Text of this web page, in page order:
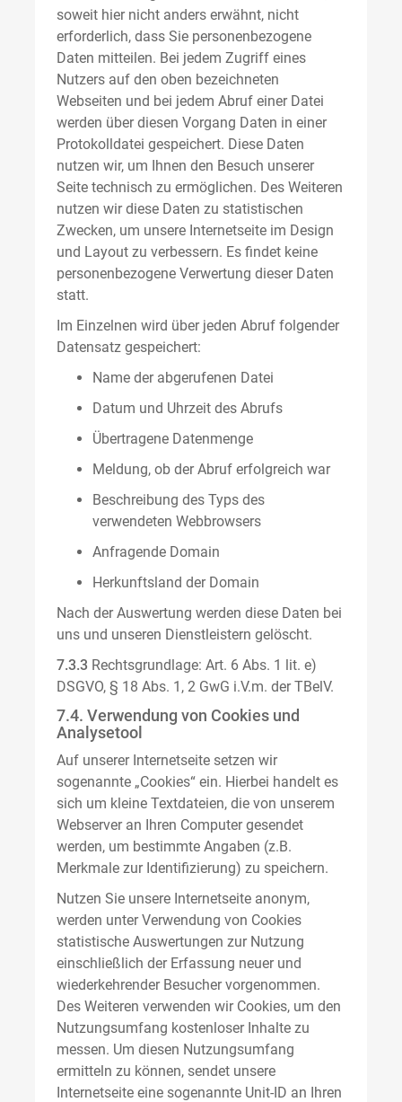
soweit hier nicht anders erwähnt, nicht
erforderlich, dass Sie personenbezogene
Daten mitteilen. Bei jedem Zugriff eines
Nutzers auf den oben bezeichneten
Webseiten und bei jedem Abruf einer Datei
werden über diesen Vorgang Daten in einer
Protokolldatei gespeichert. Diese Daten
nutzen wir, um Ihnen den Besuch unserer
Seite technisch zu ermöglichen. Des Weiteren
nutzen wir diese Daten zu statistischen
Zwecken, um unsere Internetseite im Design
und Layout zu verbessern. Es findet keine
personenbezogene Verwertung dieser Daten
statt.
Im Einzelnen wird über jeden Abruf folgender
Datensatz gespeichert:
Name der abgerufenen Datei
Datum und Uhrzeit des Abrufs
Übertragene Datenmenge
Meldung, ob der Abruf erfolgreich war
Beschreibung des Typs des
verwendeten Webbrowsers
Anfragende Domain
Herkunftsland der Domain
Nach der Auswertung werden diese Daten bei
uns und unseren Dienstleistern gelöscht.
7.3.3 Rechtsgrundlage: Art. 6 Abs. 1 lit. e)
DSGVO, § 18 Abs. 1, 2 GwG i.V.m. der TBelV.
7.4. Verwendung von Cookies und
Analysetool
Auf unserer Internetseite setzen wir
sogenannte „Cookies“ ein. Hierbei handelt es
sich um kleine Textdateien, die von unserem
Webserver an Ihren Computer gesendet
werden, um bestimmte Angaben (z.B.
Merkmale zur Identifizierung) zu speichern.
Nutzen Sie unsere Internetseite anonym,
werden unter Verwendung von Cookies
statistische Auswertungen zur Nutzung
einschließlich der Erfassung neuer und
wiederkehrender Besucher vorgenommen.
Des Weiteren verwenden wir Cookies, um den
Nutzungsumfang kostenloser Inhalte zu
messen. Um diesen Nutzungsumfang
ermitteln zu können, sendet unsere
Internetseite eine sogenannte Unit-ID an Ihren